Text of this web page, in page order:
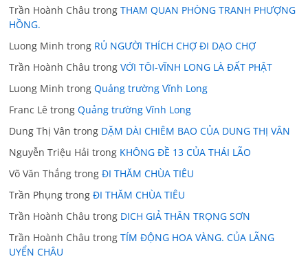
Trần Hoành Châu trongTHAM QUAN PHÒNG TRANH PHƯỢNG
HỒNG.
Luong Minh trong RỦ NGƯỜI THÍCH CHỢ ĐI DẠO CHỢ
Trần Hoành Châu trongVỚI TÔI-VĨNH LONG LÀ ĐẤT PHẬT
Luong Minh trongQuảng trường Vĩnh Long
Franc Lê trongQuảng trường Vĩnh Long
Dung Thị Vân trong DẶM DÀI CHIÊM BAO CỦA DUNG THỊ VÂN
Nguyễn Triệu Hải trong KHÔNG ĐỀ 13 CỦA THÁI LÃO
Võ Văn Thắng trongĐI THĂM CHÙA TIÊU
Trần Phụng trongĐI THĂM CHÙA TIÊU
Trần Hoành Châu trong DICH GIẢ THÂN TRỌNG SƠN
Trần Hoành Châu trongTÍM ĐỘNG HOA VÀNG. CỦA LÃNG
UYỂN CHÂU